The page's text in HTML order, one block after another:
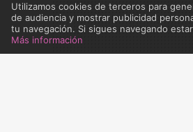
Utilizamos cookies de terceros para
de audiencia y mostrar publicidad
tu navegación. Si sigues navegando
Más información